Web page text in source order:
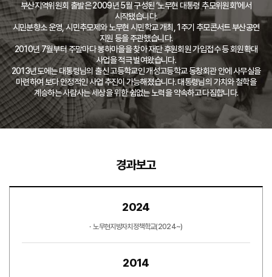
부산지역위원회 출발은 2009년 5월 구성된 ‘노무현 대통령 추모위원회’에서
시작됐습니다.
시민분향소 운영, 시민추모제와 노무현 시민학교 개최, 1주기 추모콘서트 부산공연
지원 등을 주관했습니다.
2010년 7월부터 주말마다 봉하마을을 찾아 재단 후원회원 가입접수 등 회원확대
사업을 적극 벌여왔습니다.
2013년도에는 대통령님의 출신 고등학교인 개성고등학교 동창회관 안에 사무실을
마련하여 보다 안정적인 사업 추진이 가능해졌습니다. 대통령님의 가치와 철학을
계승하는 사람사는 세상을 위한 쉼없는 노력을 약속하고 다짐합니다.
경과보고
2024
노무현지방자치정책학교(2024~)
2014